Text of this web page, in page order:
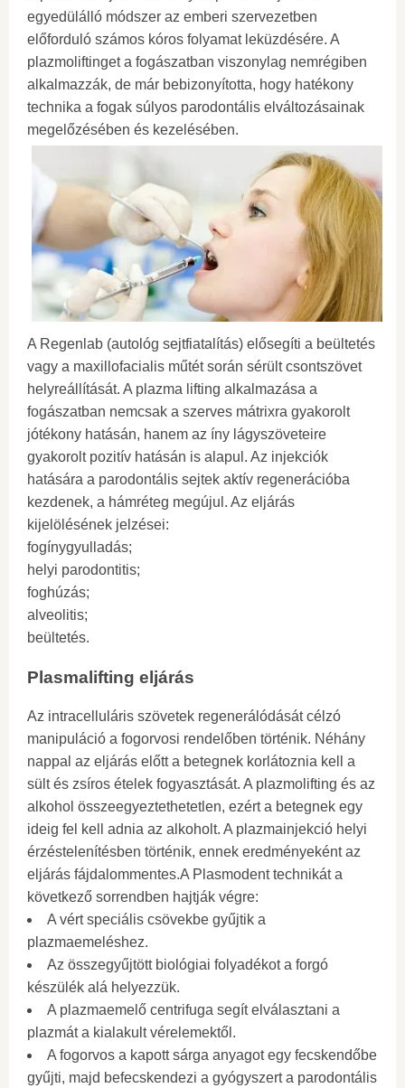
egyedülálló módszer az emberi szervezetben
előforduló számos kóros folyamat leküzdésére. A
plazmoliftinget a fogászatban viszonylag nemrégiben
alkalmazzák, de már bebizonyította, hogy hatékony
technika a fogak súlyos parodontális elváltozásainak
megelőzésében és kezelésében.
A Regenlab (autológ sejtfiatalítás) elősegíti a beültetés
vagy a maxillofacialis műtét során sérült csontszövet
helyreállítását. A plazma lifting alkalmazása a
fogászatban nemcsak a szerves mátrixra gyakorolt ​​
jótékony hatásán, hanem az íny lágyszöveteire
gyakorolt ​​pozitív hatásán is alapul. Az injekciók
hatására a parodontális sejtek aktív regenerációba
kezdenek, a hámréteg megújul. Az eljárás
kijelölésének jelzései:
fogínygyulladás;
helyi parodontitis;
foghúzás;
alveolitis;
beültetés.
Plasmalifting eljárás
Az intracelluláris szövetek regenerálódását célzó
manipuláció a fogorvosi rendelőben történik. Néhány
nappal az eljárás előtt a betegnek korlátoznia kell a
sült és zsíros ételek fogyasztását. A plazmolifting és az
alkohol összeegyeztethetetlen, ezért a betegnek egy
ideig fel kell adnia az alkoholt. A plazmainjekció helyi
érzéstelenítésben történik, ennek eredményeként az
eljárás fájdalommentes.A Plasmodent technikát a
következő sorrendben hajtják végre:
A vért speciális csövekbe gyűjtik a
plazmaemeléshez.
Az összegyűjtött biológiai folyadékot a forgó
készülék alá helyezzük.
A plazmaemelő centrifuga segít elválasztani a
plazmát a kialakult vérelemektől.
A fogorvos a kapott sárga anyagot egy fecskendőbe
gyűjti, majd befecskendezi a gyógyszert a parodontális